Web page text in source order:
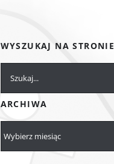
WYSZUKAJ NA STRONIE
ARCHIWA